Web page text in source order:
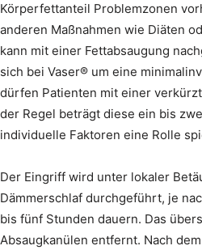
Körperfettanteil Problemzonen
anderen Maßnahmen wie Diäten
kann mit einer Fettabsaugung
sich bei Vaser® um eine
dürfen Patienten mit einer
der Regel beträgt diese ein bis
individuelle Faktoren eine Rolle
Der Eingriff wird unter lokaler
Dämmerschlaf durchgeführt, je
bis fünf Stunden dauern. Das
Absaugkanülen entfernt. Nach